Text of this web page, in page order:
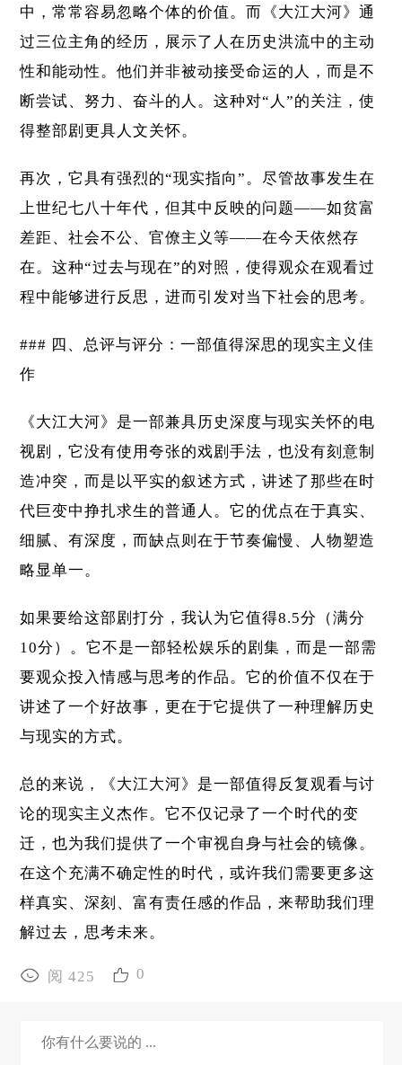
中，常常容易忽略个体的价值。而《大江大河》通
过三位主角的经历，展示了人在历史洪流中的主动
性和能动性。他们并非被动接受命运的人，而是不
断尝试、努力、奋斗的人。这种对“人”的关注，使
得整部剧更具人文关怀。
再次，它具有强烈的“现实指向”。尽管故事发生在
上世纪七八十年代，但其中反映的问题——如贫富
差距、社会不公、官僚主义等——在今天依然存
在。这种“过去与现在”的对照，使得观众在观看过
程中能够进行反思，进而引发对当下社会的思考。
### 四、总评与评分：一部值得深思的现实主义佳
作
《大江大河》是一部兼具历史深度与现实关怀的电
视剧，它没有使用夸张的戏剧手法，也没有刻意制
造冲突，而是以平实的叙述方式，讲述了那些在时
代巨变中挣扎求生的普通人。它的优点在于真实、
细腻、有深度，而缺点则在于节奏偏慢、人物塑造
略显单一。
如果要给这部剧打分，我认为它值得8.5分（满分
10分）。它不是一部轻松娱乐的剧集，而是一部需
要观众投入情感与思考的作品。它的价值不仅在于
讲述了一个好故事，更在于它提供了一种理解历史
与现实的方式。
总的来说，《大江大河》是一部值得反复观看与讨
论的现实主义杰作。它不仅记录了一个时代的变
迁，也为我们提供了一个审视自身与社会的镜像。
在这个充满不确定性的时代，或许我们需要更多这
样真实、深刻、富有责任感的作品，来帮助我们理
解过去，思考未来。
阅 425 0